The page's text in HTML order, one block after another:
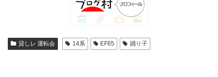
貸しレ 運転会 14系 EF65 踊り子